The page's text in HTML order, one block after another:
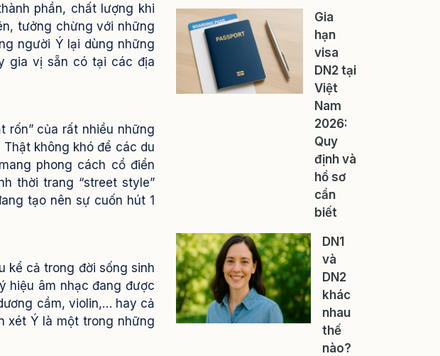
phần, chất lượng khi
tưởng chừng với những
người Ý lại dùng những
gia vị sẵn có tại các địa
rốn” của rất nhiều những
không khó để các du
phong cách cổ điển
thời trang “street style”
tạo nên sự cuốn hút 1
kể cả trong đời sống sinh
hiệu âm nhạc đang được
cầm, violin,… hay cả
xét Ý là một trong những
Gia
hạn
visa
DN2 tại
Việt
Nam
2026:
Quy
định và
hồ sơ
cần
biết
DN1
và
DN2
khác
nhau
thế
nào?